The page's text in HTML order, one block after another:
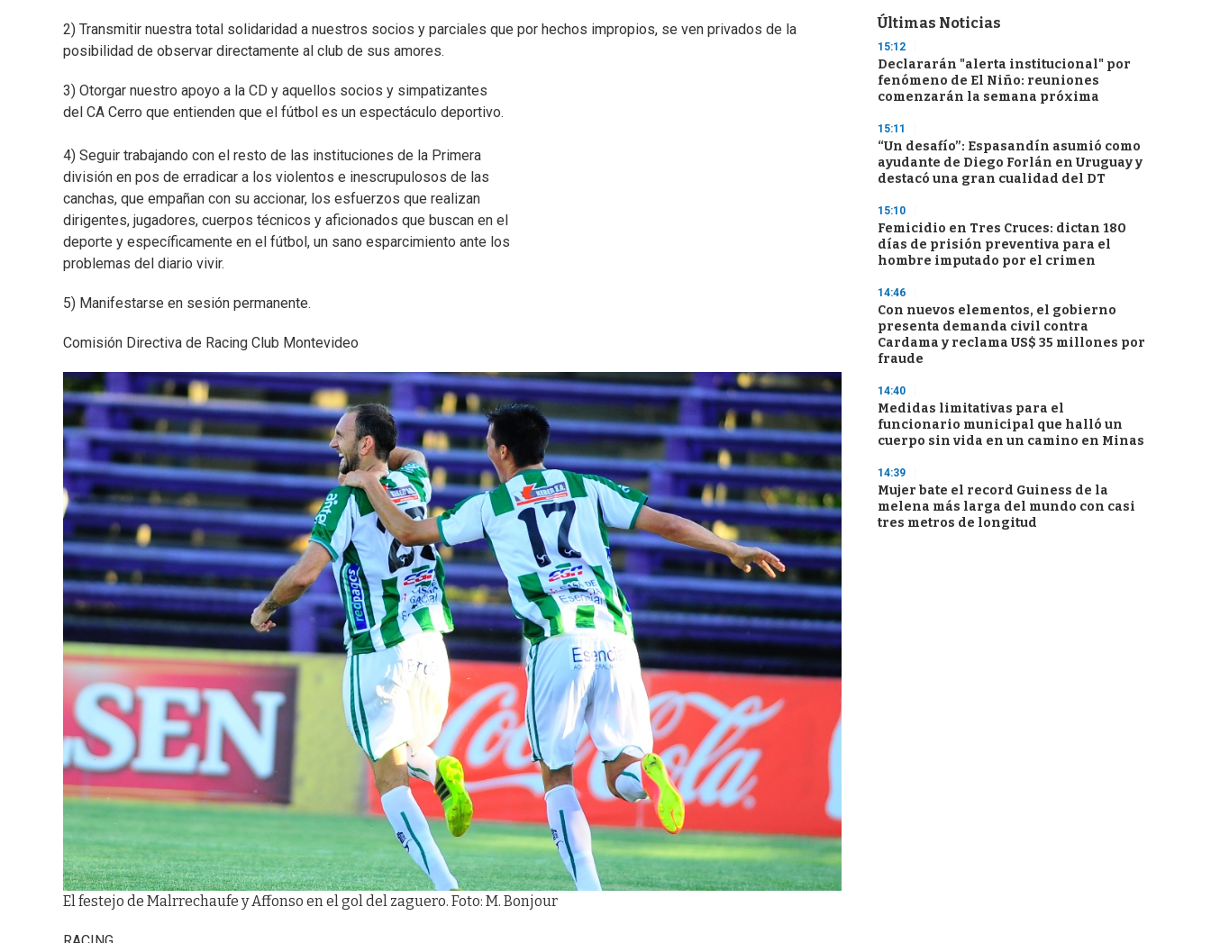
2) Transmitir nuestra total solidaridad a nuestros socios y parciales que por hechos impropios, se ven privados de la
posibilidad de observar directamente al club de sus amores.
3) Otorgar nuestro apoyo a la CD y aquellos socios y simpatizantes
del CA Cerro que entienden que el fútbol es un espectáculo deportivo.
4) Seguir trabajando con el resto de las instituciones de la Primera
división en pos de erradicar a los violentos e inescrupulosos de las
canchas, que empañan con su accionar, los esfuerzos que realizan
dirigentes, jugadores, cuerpos técnicos y aficionados que buscan en el
deporte y específicamente en el fútbol, un sano esparcimiento ante los
problemas del diario vivir.
5) Manifestarse en sesión permanente.
Comisión Directiva de Racing Club Montevideo
El festejo de Malrrechaufe y Affonso en el gol del zaguero. Foto: M. Bonjour
Últimas Noticias
15:12
Declararán "alerta institucional" por
fenómeno de El Niño: reuniones
comenzarán la semana próxima
15:11
“Un desafío”: Espasandín asumió como
ayudante de Diego Forlán en Uruguay y
destacó una gran cualidad del DT
15:10
Femicidio en Tres Cruces: dictan 180
días de prisión preventiva para el
hombre imputado por el crimen
14:46
Con nuevos elementos, el gobierno
presenta demanda civil contra
Cardama y reclama US$ 35 millones por
fraude
14:40
Medidas limitativas para el
funcionario municipal que halló un
cuerpo sin vida en un camino en Minas
14:39
Mujer bate el record Guiness de la
melena más larga del mundo con casi
tres metros de longitud